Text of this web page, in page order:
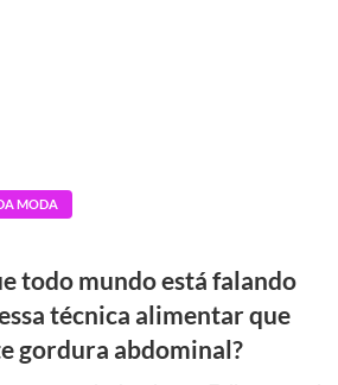
MODA
todo mundo está falando
técnica alimentar que
gordura abdominal?